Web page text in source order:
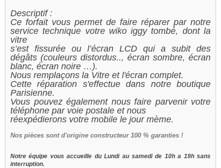
Descriptif :
Ce forfait vous permet de faire réparer par notre
service technique votre wiko iggy tombé, dont la
vitre
s’est fissurée ou l’écran LCD qui a subit des
dégâts (couleurs distordus.., écran sombre, écran
blanc, écran noire …).
Nous remplaçons la Vitre et l'écran complet.
Cette réparation s'effectue dans notre boutique
Parisienne.
Vous pouvez également nous faire parvenir votre
téléphone par voie postale et nous
réexpédierons votre mobile le jour mème.
Nos pièces sont d'origine constructeur 100 % garanties !
Notre équipe vous accueille du Lundi au samedi de 10h a 19h sans
interruption.